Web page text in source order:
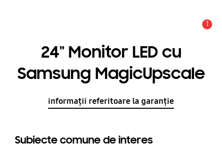
1
24" Monitor LED cu
Samsung MagicUpscale
informații referitoare la garanție
Subiecte comune de interes